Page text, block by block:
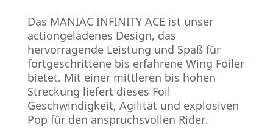
Das MANIAC INFINITY ACE ist unser
actiongeladenes Design, das
hervorragende Leistung und Spaß für
fortgeschrittene bis erfahrene Wing Foiler
bietet. Mit einer mittleren bis hohen
Streckung liefert dieses Foil
Geschwindigkeit, Agilität und explosiven
Pop für den anspruchsvollen Rider.